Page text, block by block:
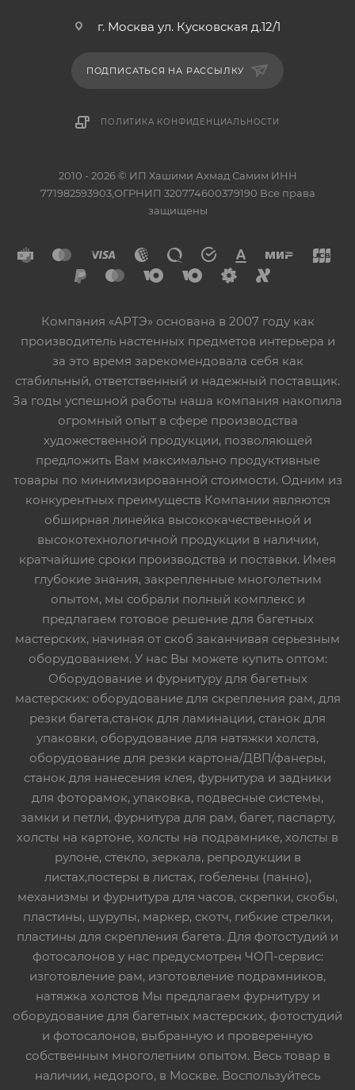
г. Москва ул. Кусковская д.12/1
ПОДПИСАТЬСЯ НА РАССЫЛКУ
ПОЛИТИКА КОНФИДЕНЦИАЛЬНОСТИ
2010 - 2026 © ИП Хашими Ахмад Самим ИНН
771982593903,ОГРНИП 320774600379190 Все права
защищены
Компания «АРТЭ» основана в 2007 году как
производитель настенных предметов интерьера и
за это время зарекомендовала себя как
стабильный, ответственный и надежный поставщик.
За годы успешной работы наша компания накопила
огромный опыт в сфере производства
художественной продукции, позволяющей
предложить Вам максимально продуктивные
товары по минимизированной стоимости. Одним из
конкурентных преимуществ Компании являются
обширная линейка высококачественной и
высокотехнологичной продукции в наличии,
кратчайшие сроки производства и поставки. Имея
глубокие знания, закрепленные многолетним
опытом, мы собрали полный комплекс и
предлагаем готовое решение для багетных
мастерских, начиная от скоб заканчивая серьезным
оборудованием. У нас Вы можете купить оптом:
Оборудование и фурнитуру для багетных
мастерских: оборудование для скрепления рам, для
резки багета,станок для ламинации, станок для
упаковки, оборудование для натяжки холста,
оборудование для резки картона/ДВП/фанеры,
станок для нанесения клея, фурнитура и задники
для фоторамок, упаковка, подвесные системы,
замки и петли, фурнитура для рам, багет, паспарту,
холсты на картоне, холсты на подрамнике, холсты в
рулоне, стекло, зеркала, репродукции в
листах,постеры в листах, гобелены (панно),
механизмы и фурнитура для часов, скрепки, скобы,
пластины, шурупы, маркер, скотч, гибкие стрелки,
пластины для скрепления багета. Для фотостудий и
фотосалонов у нас предусмотрен ЧОП-сервис:
изготовление рам, изготовление подрамников,
натяжка холстов Мы предлагаем фурнитуру и
оборудование для багетных мастерских, фотостудий
и фотосалонов, выбранную и проверенную
собственным многолетним опытом. Весь товар в
наличии, недорого, в Москве. Воспользуйтесь